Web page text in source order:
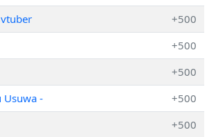
+500
+500
+500
Usuwa -
+500
+500